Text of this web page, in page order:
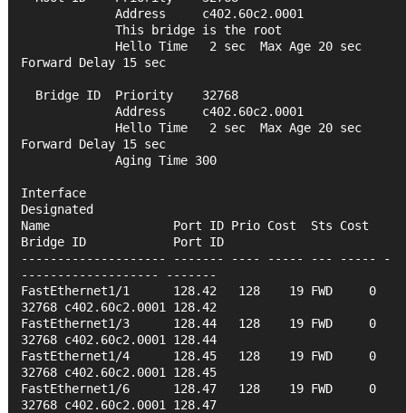
Address     c402.60c2.0001
This bridge is the root
Hello Time   2 sec  Max Age 20 sec
Forward Delay 15 sec
Bridge ID  Priority    32768
Address     c402.60c2.0001
Hello Time   2 sec  Max Age 20 sec
Forward Delay 15 sec
Aging Time 300
Interface
Designated
Name                 Port ID Prio Cost  Sts Cost
Bridge ID            Port ID
-------------------- ------- ---- ----- --- ----- -
------------------- -------
FastEthernet1/1      128.42   128    19 FWD     0
32768 c402.60c2.0001 128.42
FastEthernet1/3      128.44   128    19 FWD     0
32768 c402.60c2.0001 128.44
FastEthernet1/4      128.45   128    19 FWD     0
32768 c402.60c2.0001 128.45
FastEthernet1/6      128.47   128    19 FWD     0
32768 c402.60c2.0001 128.47